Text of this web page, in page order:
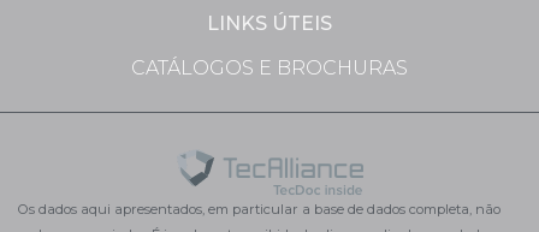
LINKS ÚTEIS
CATÁLOGOS E BROCHURAS
Os dados aqui apresentados, em particular a base de dados completa, não